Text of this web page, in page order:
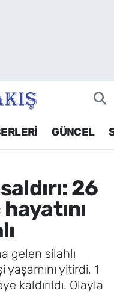
GÜNCEL
26
gelen silahlı
yaşamını yitirdi, 1
kaldırıldı. Olayla